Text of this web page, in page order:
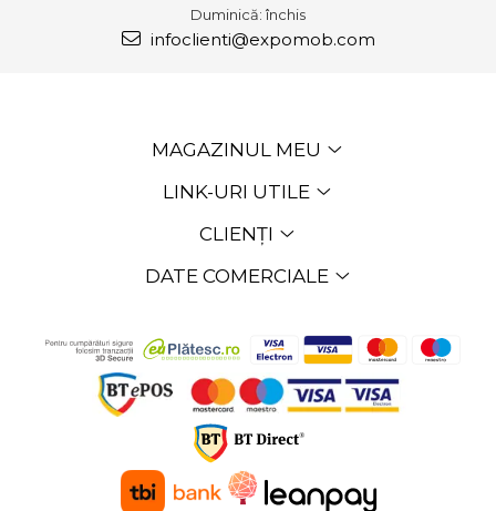
Duminică: închis
infoclienti@expomob.com
MAGAZINUL MEU
LINK-URI UTILE
CLIENȚI
DATE COMERCIALE